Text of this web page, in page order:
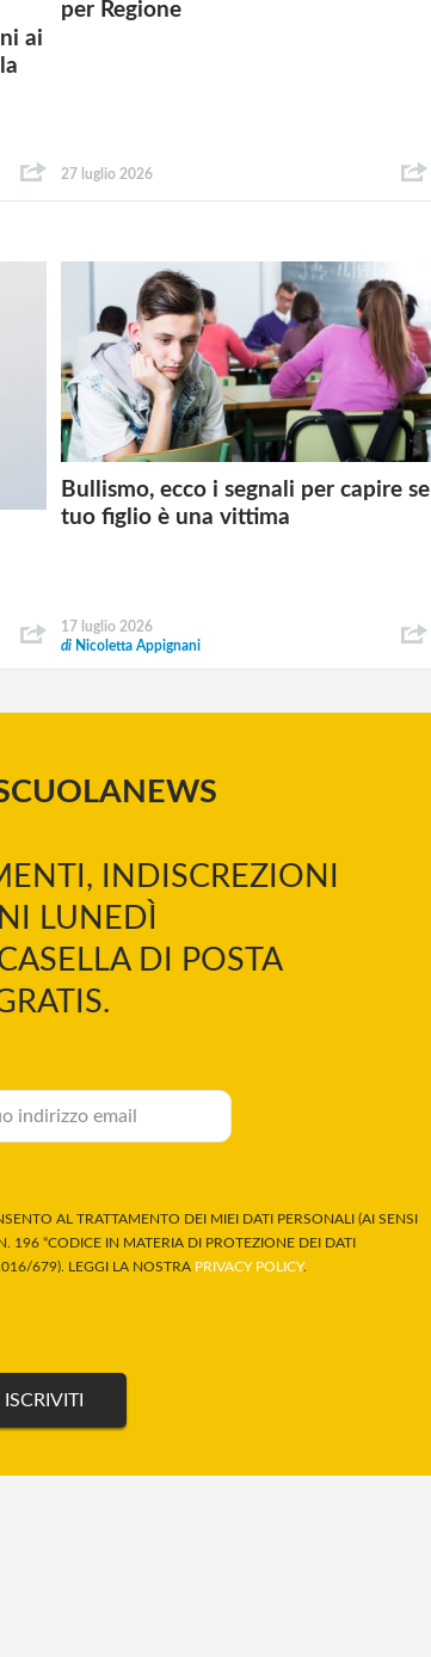
ai
per Regione
27 luglio 2026
Bullismo, ecco i segnali per capire se
tuo figlio è una vittima
17 luglio 2026
di Nicoletta Appignani
INDISCREZIONI
LUNEDÌ
DI POSTA
AL TRATTAMENTO DEI MIEI DATI PERSONALI (AI SENSI
196 “CODICE IN MATERIA DI PROTEZIONE DEI DATI
679). LEGGI LA NOSTRA PRIVACY POLICY.